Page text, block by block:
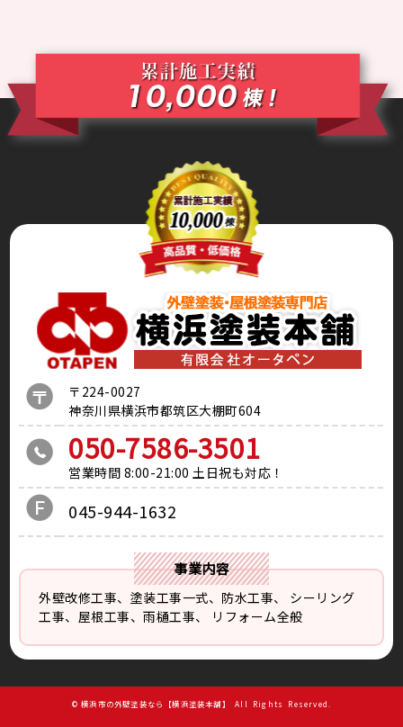
〒224-0027
神奈川県横浜市都筑区大棚町604
050-7586-3501
営業時間 8:00-21:00 土日祝も対応！
045-944-1632
事業内容
外壁改修工事、塗装工事⼀式、防水工事、
シーリング
工事、屋根工事、雨樋工事、
リフォーム全般
©横浜市の外壁塗装なら【横浜塗装本舗】 All Rights Reserved.